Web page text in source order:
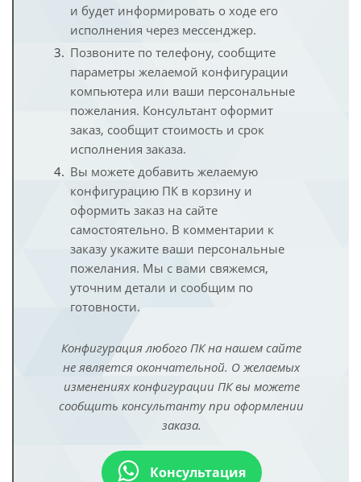
и будет информировать о ходе его
исполнения через мессенджер.
Позвоните по телефону, сообщите
параметры желаемой конфигурации
компьютера или ваши персональные
пожелания. Консультант оформит
заказ, сообщит стоимость и срок
исполнения заказа.
Вы можете добавить желаемую
конфигурацию ПК в корзину и
оформить заказ на сайте
самостоятельно. В комментарии к
заказу укажите ваши персональные
пожелания. Мы с вами свяжемся,
уточним детали и сообщим по
готовности.
Конфигурация любого ПК на нашем сайте
не является окончательной. О желаемых
изменениях конфигурации ПК вы можете
сообщить консультанту при оформлении
заказа.
Консультация